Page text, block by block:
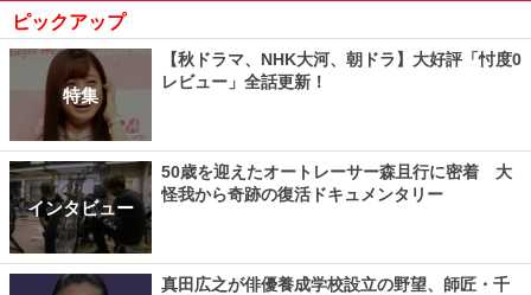
ピックアップ
特集
【秋ドラマ、NHK大河、朝ドラ】大好評「忖度0
レビュー」全話更新！
インタビュー
50歳を迎えたオートレーサー森且行に密着 大
怪我から奇跡の復活ドキュメンタリー
真田広之が俳優養成学校設立の野望、師匠・千